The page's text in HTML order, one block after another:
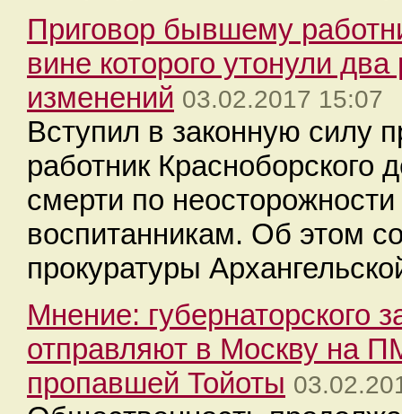
Приговор бывшему
вине которого утонули
изменений 03.02.2017 15:07
Вступил в законную силу
работник Красноборского
смерти по
воспитанникам. Об этом
прокуратуры
Мнение: губернаторского
отправляют в Москву на
пропавшей Тойоты